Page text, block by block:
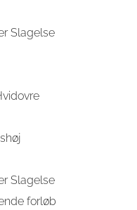
Slagelse
Slagelse
forløb